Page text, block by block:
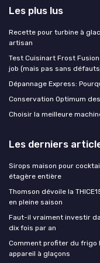
Les plus lus
Recette pour turbine à
artisan
Test Cuisinart Frost
job (mais pas sans
Dépannage Express:
Conservation Optimum
Choisir la meilleure
Les derniers
Sirops maison pour
étagère entière
Thomson dévoile la
en pleine saison
Faut-il vraiment investir
dix fois par an
Comment profiter du frigo
appareil à glaçons